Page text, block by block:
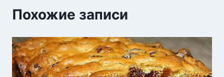
Похожие записи